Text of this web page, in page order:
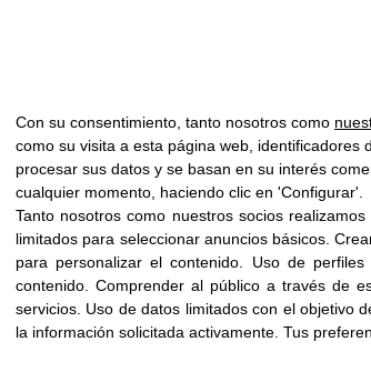
Copyright © 2026 Fundación Icloby
Con su consentimiento, tanto nosotros como
como su visita a esta página web, identificadores
procesar sus datos y se basan en su interés
cualquier momento, haciendo clic en 'Configurar'.
Tanto nosotros como nuestros socios
limitados para seleccionar anuncios básicos .
para personalizar el contenido
Uso de perfiles
contenido
Comprender al público a través de
servicios Uso de datos limitados con el objetivo
la información solicitada activamente Tus